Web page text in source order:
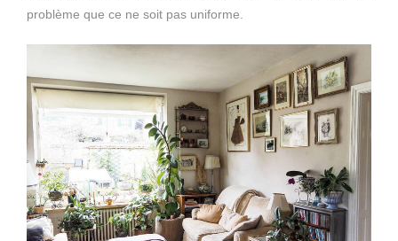
problème que ce ne soit pas uniforme.